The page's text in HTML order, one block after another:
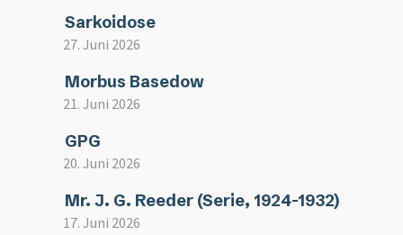
Sarkoidose
27. Juni 2026
Morbus Basedow
21. Juni 2026
GPG
20. Juni 2026
Mr. J. G. Reeder (Serie, 1924-1932)
17. Juni 2026